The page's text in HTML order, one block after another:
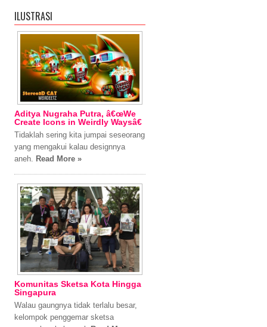
ILUSTRASI
Aditya Nugraha Putra, â€œWe
Create Icons in Weirdly Waysâ€
Tidaklah sering kita jumpai seseorang
yang mengakui kalau designnya
aneh.
Read More »
Komunitas Sketsa Kota Hingga
Singapura
Walau gaungnya tidak terlalu besar,
kelompok penggemar sketsa